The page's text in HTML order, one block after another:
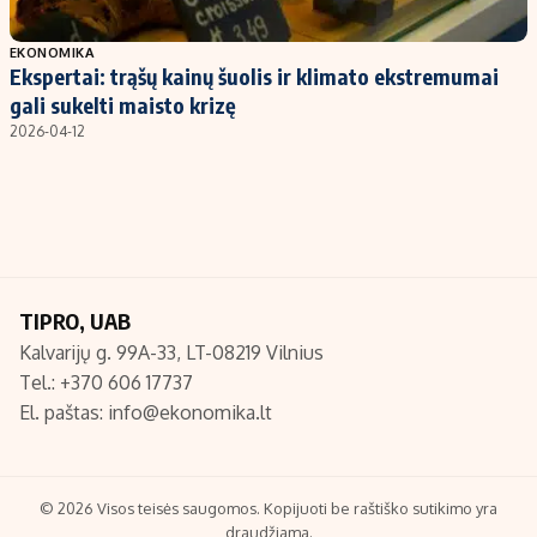
Populiarios temos
Investavimas
Akcijų rinka
Titulinis
Nedarbo išmokos skaičiuoklė
Redakcija
Turinio žymėjimo taisyklės
EKONOMIKA
Ekspertai: trąšų kainų šuolis ir klimato ekstremumai
gali sukelti maisto krizę
2026-04-12
TIPRO, UAB
Kalvarijų g. 99A-33, LT-08219 Vilnius
Tel.: +370 606 17737
El. paštas: info@ekonomika.lt
© 2026 Visos teisės saugomos. Kopijuoti be raštiško sutikimo yra
draudžiama.